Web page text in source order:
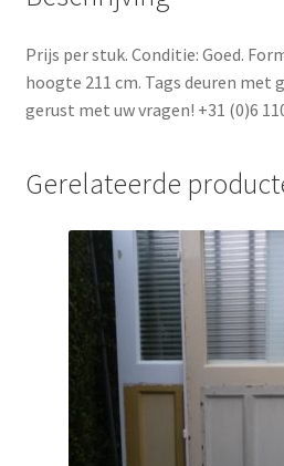
Prijs per stuk. Conditie: Goed.
hoogte 211 cm. Tags deuren met
gerust met uw vragen! +31 (0)6
Gerelateerde